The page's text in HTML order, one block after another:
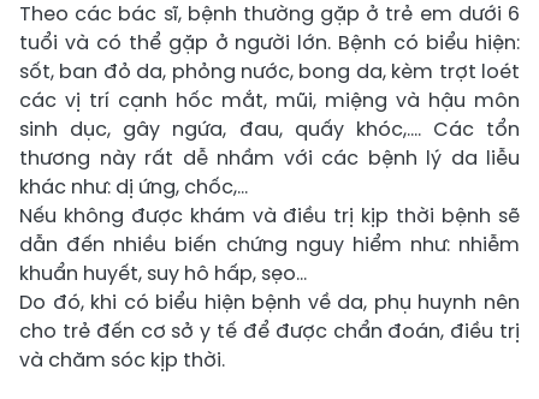
Theo các bác sĩ, bệnh thường gặp ở trẻ em dưới 6
tuổi và có thể gặp ở người lớn. Bệnh có biểu hiện:
sốt, ban đỏ da, phỏng nước, bong da, kèm trợt loét
các vị trí cạnh hốc mắt, mũi, miệng và hậu môn
sinh dục, gây ngứa, đau, quấy khóc,.... Các tổn
thương này rất dễ nhầm với các bệnh lý da liễu
khác như: dị ứng, chốc,…
Nếu không được khám và điều trị kịp thời bệnh sẽ
dẫn đến nhiều biến chứng nguy hiểm như: nhiễm
khuẩn huyết, suy hô hấp, sẹo...
Do đó, khi có biểu hiện bệnh về da, phụ huynh nên
cho trẻ đến cơ sở y tế để được chẩn đoán, điều trị
và chăm sóc kịp thời.